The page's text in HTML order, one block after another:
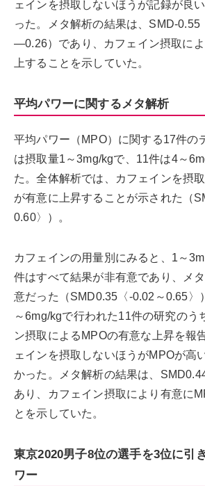
ェインを摂取しないほうが記録が良
った。メタ解析の結果は、SMD-
―0.26）であり、カフェイン摂取に
上することを示していた。
平均パワーに関するメタ解析
平均パワー（MPO）に関する17件の
は摂取量1～3mg/kgで、11件は4～
た。全体解析では、カフェインを摂
が有意に上昇することが示された（
0.60〉）。
カフェインの用量別にみると、1～
件はすべて結果が非有意であり、メ
意だった（SMD0.35〈-0.02～0.65〉
～6mg/kgで行われた11件の研究のう
ン摂取によるMPOの有意な上昇を報
ェインを摂取しないほうがMPOが高
かった。メタ解析の結果は、
あり、カフェイン摂取により有意に
とを示していた。
東京2020男子8位の選手を3位に引
ワー